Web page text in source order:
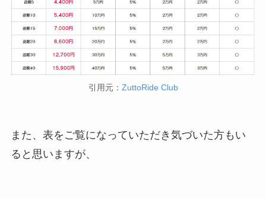
引用元： ZuttoRide Club
また、表をご覧になっていただき気づいた方もい
ると思いますが、